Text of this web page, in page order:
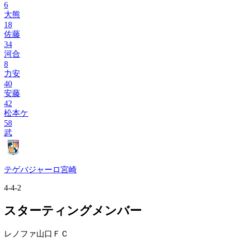
6
大熊
18
佐藤
34
河合
8
力安
40
安藤
42
松本ケ
58
武
テゲバジャーロ宮崎
4-4-2
スターティングメンバー
レノファ山口ＦＣ